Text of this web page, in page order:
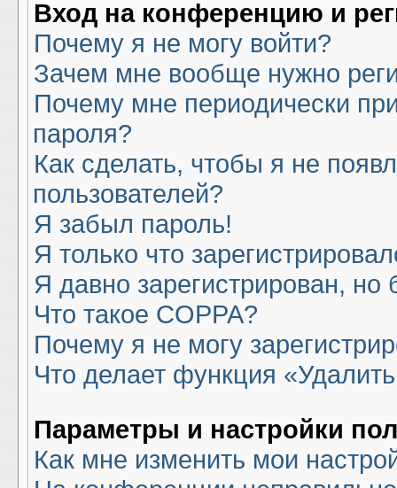
Вход на конференцию и
Почему я не могу войти?
Зачем мне вообще нужно
Почему мне периодически
пароля?
Как сделать, чтобы я не
пользователей?
Я забыл пароль!
Я только что
Я давно зарегистрирован,
Что такое COPPA?
Почему я не могу
Что делает функция
Параметры и настройки
Как мне изменить мои